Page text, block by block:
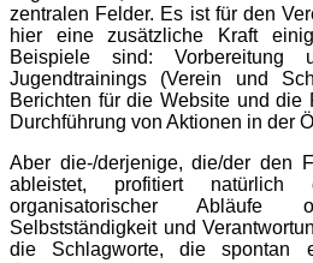
zentralen Felder. Es ist für den
hier eine zusätzliche Kraft
Beispiele sind: Vorbereitung
Jugendtrainings (Verein und
Berichten für die Website und die
Durchführung von Aktionen in der
Aber die-/derjenige, die/der den
ableistet, profitiert natürlich
organisatorischer
Selbstständigkeit und
die Schlagworte, die spontan